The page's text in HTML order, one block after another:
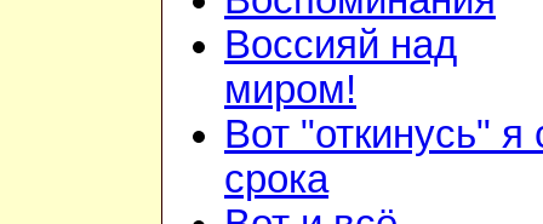
Воссияй над
миром!
Вот "откинусь" я
срока